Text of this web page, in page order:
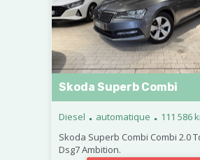
Skoda Superb Combi
Diesel . automatique . 111 586
Skoda Superb Combi Combi 2.0
Dsg7 Ambition.